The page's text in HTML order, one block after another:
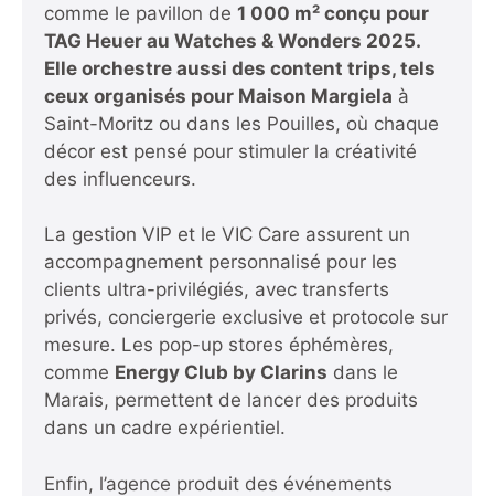
comme le pavillon de 1 000 m² conçu pour
TAG Heuer au Watches & Wonders 2025.
Elle orchestre aussi des content trips, tels
ceux organisés pour Maison Margiela à
Saint-Moritz ou dans les Pouilles, où chaque
décor est pensé pour stimuler la créativité
des influenceurs.
La gestion VIP et le VIC Care assurent un
accompagnement personnalisé pour les
clients ultra-privilégiés, avec transferts
privés, conciergerie exclusive et protocole sur
mesure. Les pop-up stores éphémères,
comme Energy Club by Clarins dans le
Marais, permettent de lancer des produits
dans un cadre expérientiel.
Enfin, l’agence produit des événements